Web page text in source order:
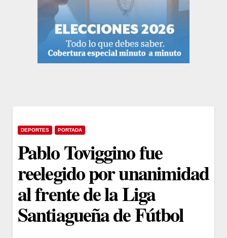
DEPORTES PORTADA
Pablo Toviggino fue
reelegido por unanimidad
al frente de la Liga
Santiagueña de Fútbol